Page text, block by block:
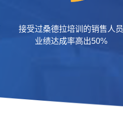
接受过桑德拉培训的销售人员
业绩达成率高出50%